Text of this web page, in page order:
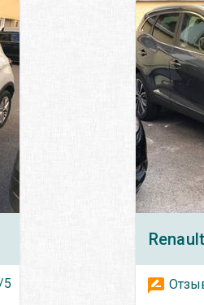
/5
Renault